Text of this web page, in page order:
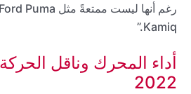
Kamiq.”
أداء المحرك وناقل
2022